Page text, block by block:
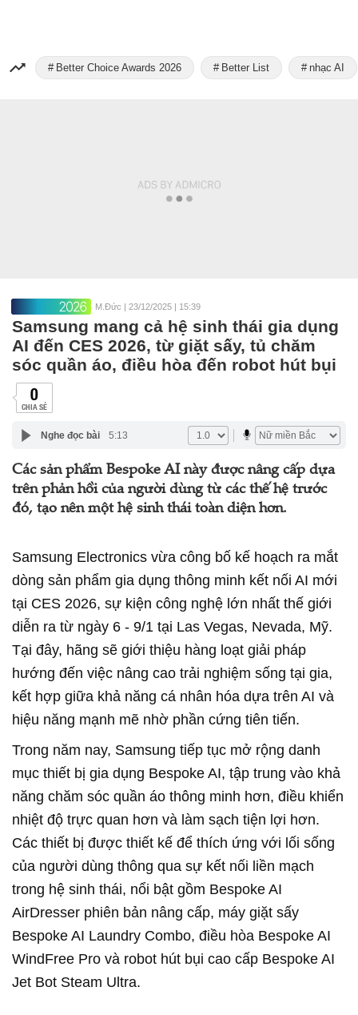
Better Choice Awards 2026 Better List nhạc AI
M.Đức |23/12/2025 | 15:39
Samsung mang cả hệ sinh thái gia dụng
AI đến CES 2026, từ giặt sấy, tủ chăm
sóc quần áo, điều hòa đến robot hút bụi
0
CHIA SẺ
Nghe đọc bài 5:13
Các sản phẩm Bespoke AI này được nâng cấp dựa
trên phản hồi của người dùng từ các thế hệ trước
đó, tạo nên một hệ sinh thái toàn diện hơn.
Samsung Electronics vừa công bố kế hoạch ra mắt
dòng sản phẩm gia dụng thông minh kết nối AI mới
tại CES 2026, sự kiện công nghệ lớn nhất thế giới
diễn ra từ ngày 6 - 9/1 tại Las Vegas, Nevada, Mỹ.
Tại đây, hãng sẽ giới thiệu hàng loạt giải pháp
hướng đến việc nâng cao trải nghiệm sống tại gia,
kết hợp giữa khả năng cá nhân hóa dựa trên AI và
hiệu năng mạnh mẽ nhờ phần cứng tiên tiến.
Trong năm nay, Samsung tiếp tục mở rộng danh
mục thiết bị gia dụng Bespoke AI, tập trung vào khả
năng chăm sóc quần áo thông minh hơn, điều khiển
nhiệt độ trực quan hơn và làm sạch tiện lợi hơn.
Các thiết bị được thiết kế để thích ứng với lối sống
của người dùng thông qua sự kết nối liền mạch
trong hệ sinh thái, nổi bật gồm Bespoke AI
AirDresser phiên bản nâng cấp, máy giặt sấy
Bespoke AI Laundry Combo, điều hòa Bespoke AI
WindFree Pro và robot hút bụi cao cấp Bespoke AI
Jet Bot Steam Ultra.